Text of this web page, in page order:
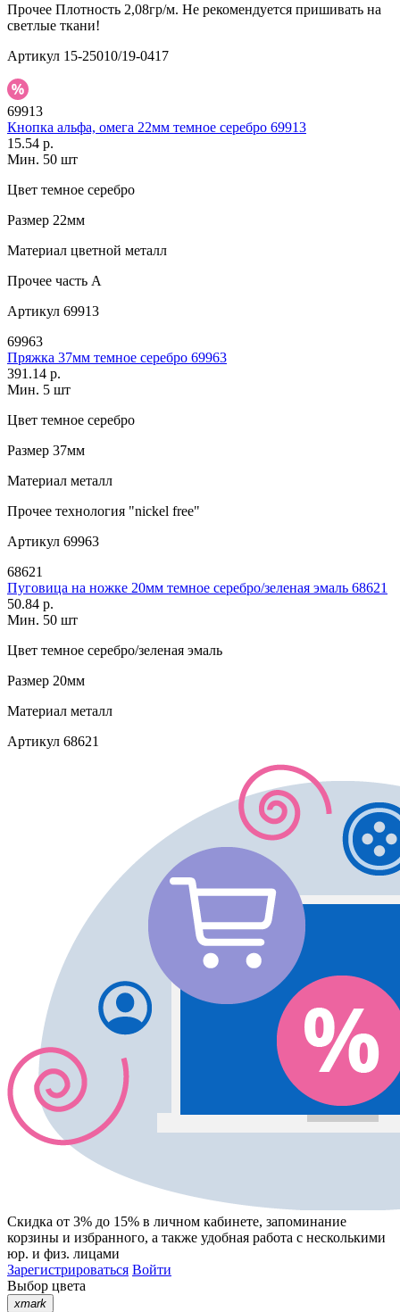
Прочее Плотность 2,08гр/м. Не рекомендуется пришивать на
светлые ткани!
Артикул 15-25010/19-0417
69913
Кнопка альфа, омега 22мм темное серебро 69913
15.54 р.
Мин. 50 шт
Цвет темное серебро
Размер 22мм
Материал цветной металл
Прочее часть A
Артикул 69913
69963
Пряжка 37мм темное серебро 69963
391.14 р.
Мин. 5 шт
Цвет темное серебро
Размер 37мм
Материал металл
Прочее технология "nickel free"
Артикул 69963
68621
Пуговица на ножке 20мм темное серебро/зеленая эмаль 68621
50.84 р.
Мин. 50 шт
Цвет темное серебро/зеленая эмаль
Размер 20мм
Материал металл
Артикул 68621
Скидка от 3% до 15% в личном кабинете, запоминание
корзины и избранного, а также удобная работа с несколькими
юр. и физ. лицами
Зарегистрироваться Войти
Выбор цвета
xmark